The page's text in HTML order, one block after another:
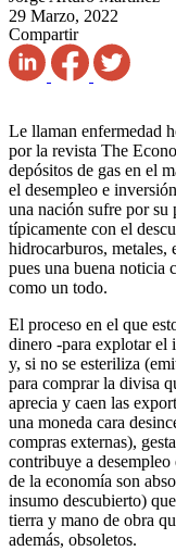
29 Marzo, 2022
Compartir
Le llaman enfermedad
por la revista The
depósitos de gas en el
el desempleo e
una nación sufre por su
típicamente con el
hidrocarburos, metales,
pues una buena noticia
como un todo.
El proceso en el que
dinero -para explotar el
y, si no se esteriliza
para comprar la divisa
aprecia y caen las
una moneda cara
compras externas),
contribuye a desempleo
de la economía son
insumo descubierto)
tierra y mano de obra
además, obsoletos.